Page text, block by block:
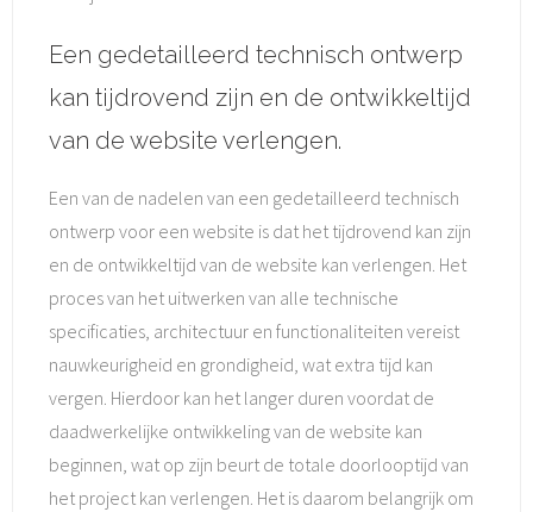
Een gedetailleerd technisch ontwerp
kan tijdrovend zijn en de ontwikkeltijd
van de website verlengen.
Een van de nadelen van een gedetailleerd technisch
ontwerp voor een website is dat het tijdrovend kan zijn
en de ontwikkeltijd van de website kan verlengen. Het
proces van het uitwerken van alle technische
specificaties, architectuur en functionaliteiten vereist
nauwkeurigheid en grondigheid, wat extra tijd kan
vergen. Hierdoor kan het langer duren voordat de
daadwerkelijke ontwikkeling van de website kan
beginnen, wat op zijn beurt de totale doorlooptijd van
het project kan verlengen. Het is daarom belangrijk om